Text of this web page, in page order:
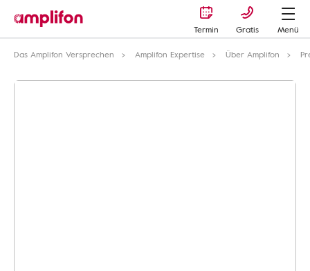
Termin Gratis
Menü
Das Amplifon Versprechen
Amplifon Expertise Über Amplifon